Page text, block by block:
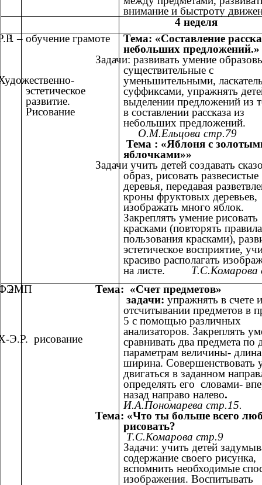
внимание и быстроту
4 неделя
1 – обучение грамоте
эстетическое
развитие.
Рисование
Тема: «Составление
небольших предложений.»
Задачи: развивать умение
существительные с
уменьшительными,
суффиксами, упражнять
выделении предложений из
в составлении рассказа из
небольших
О.М.Ельцова стр.79
Тема : «Яблоня с
яблочками»»
Задачи учить детей создавать
образ, рисовать развесистые
деревья, передавая
кроны фруктовых деревьев,
изображать много яблок.
Закреплять умение рисовать
красками (повторять правила
пользования красками),
эстетическое восприятие,
красиво располагать
на листе. Т.С.Комарова
2
Э.Р. рисование
Тема: «Счет предметов»
задачи: упражнять в счете и
отсчитывании предметов в
5 с помощью различных
анализаторов. Закреплять
сравнивать два предмета по
параметрам величины-
ширина. Совершенствовать
двигаться в заданном
определять его словами-
назад направо налево.
И.А.Пономарева стр.15.
Тема: «Что ты больше всего
рисовать?
Т.С.Комарова стр.9
Задачи: учить детей
содержание своего рисунка,
вспомнить необходимые
изображения. Воспитывать